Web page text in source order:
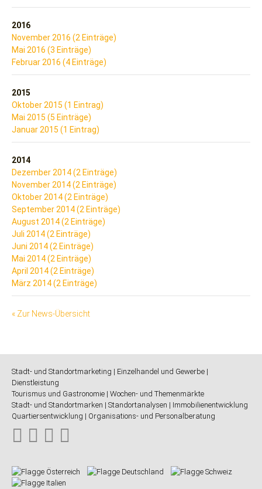
2016
November 2016 (2 Einträge)
Mai 2016 (3 Einträge)
Februar 2016 (4 Einträge)
2015
Oktober 2015 (1 Eintrag)
Mai 2015 (5 Einträge)
Januar 2015 (1 Eintrag)
2014
Dezember 2014 (2 Einträge)
November 2014 (2 Einträge)
Oktober 2014 (2 Einträge)
September 2014 (2 Einträge)
August 2014 (2 Einträge)
Juli 2014 (2 Einträge)
Juni 2014 (2 Einträge)
Mai 2014 (2 Einträge)
April 2014 (2 Einträge)
März 2014 (2 Einträge)
« Zur News-Übersicht
Stadt- und Standortmarketing | Einzelhandel und Gewerbe |
Dienstleistung
Tourismus und Gastronomie | Wochen- und Themenmärkte
Stadt- und Standortmarken | Standortanalysen | Immobilienentwicklung
Quartiersentwicklung | Organisations- und Personalberatung